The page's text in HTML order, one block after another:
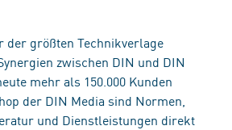
der größten Technikverlage
zwischen DIN und DIN
mehr als 150.000 Kunden
der DIN Media sind Normen,
und Dienstleistungen direkt